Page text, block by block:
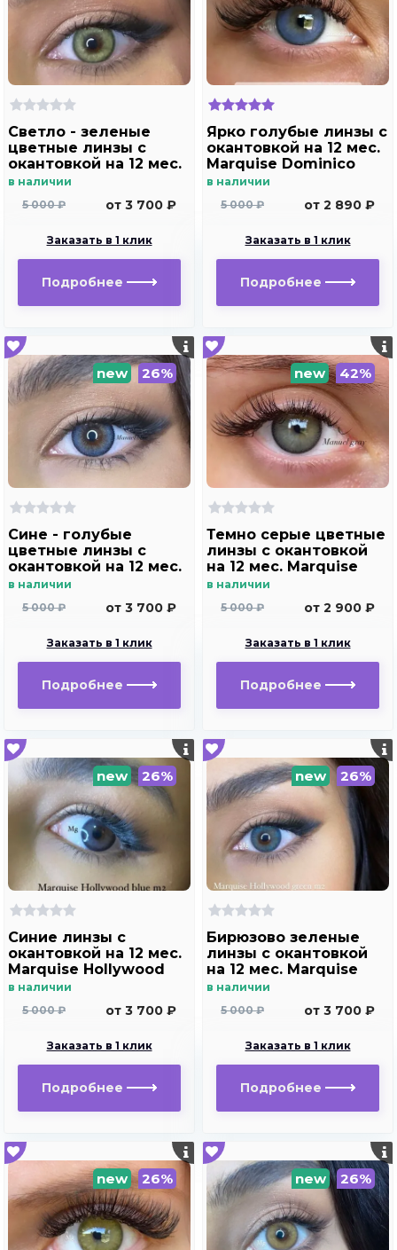
Светло - зеленые
цветные линзы c
окантовкой на 12 мес.
Marquise Dominico
в наличии
5 000 ₽
от 3 700 ₽
Заказать в 1 клик
Подробнее
Ярко голубые линзы c
окантовкой на 12 мес.
Marquise Dominico
blue
в наличии
5 000 ₽
от 2 890 ₽
Заказать в 1 клик
Подробнее
new 26%
Сине - голубые
цветные линзы c
окантовкой на 12 мес.
Marquise Manuel blue
в наличии
5 000 ₽
от 3 700 ₽
Заказать в 1 клик
Подробнее
new 42%
Темно серые цветные
линзы c окантовкой
на 12 мес. Marquise
Manuel gray ( с легким
глаз )
в наличии
5 000 ₽
от 2 900 ₽
Заказать в 1 клик
Подробнее
new 26%
Синие линзы c
окантовкой на 12 мес.
Marquise Hollywood
blue m2
в наличии
5 000 ₽
от 3 700 ₽
Заказать в 1 клик
Подробнее
new 26%
Бирюзово зеленые
линзы c окантовкой
на 12 мес. Marquise
Hollywood green m2
в наличии
5 000 ₽
от 3 700 ₽
Заказать в 1 клик
Подробнее
new 26% new 26%